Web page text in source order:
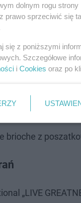
Hard Rock
brioche z
„LIVE
dolnym rogu strony
prawo sprzeciwić się
się z poniższymi
Szczegółowe
i Cookies oraz po